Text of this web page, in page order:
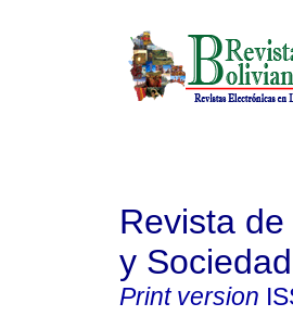
Revista
y Sociedad
Print version